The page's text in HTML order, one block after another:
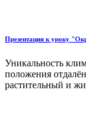
Презентация к уроку
Уникальность
положения
растительный и